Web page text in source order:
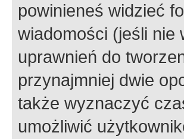
powinieneś widzieć
wiadomości (jeśli nie
uprawnień do
przynajmniej dwie
także wyznaczyć
umożliwić